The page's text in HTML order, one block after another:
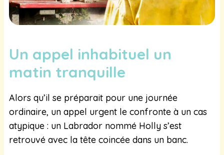
Un appel inhabituel un
matin tranquille
Alors qu’il se préparait pour une journée
ordinaire, un appel urgent le confronte à un cas
atypique : un Labrador nommé Holly s’est
retrouvé avec la tête coincée dans un banc.